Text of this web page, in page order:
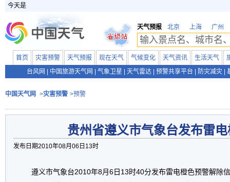
今天是
天气预报 北京 上海 广州
首页 灾害预警 天气预报 现在天气 气候变化 天气资讯 生活天气
台风网
中国旅游天气网 气象卫星 天气雷达 预警共享平台 防灾减灾
中国天气网 >灾害预警 >预警
贵州省遵义市气象台发布雷
发布日期2010年08月06日13时
遵义市气象台2010年8月6日13时40分发布雷电橙色预警解除